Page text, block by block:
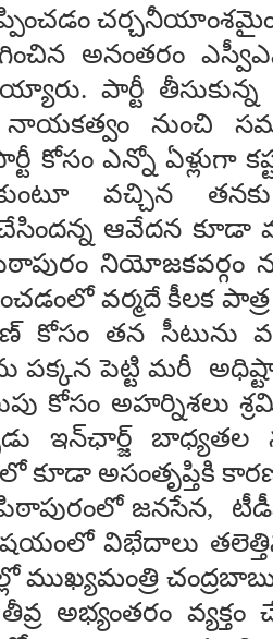
అనంతరం
పార్టీ తీసుకున్న
నాయకత్వం నుంచి
కోసం ఎన్నో ఏళ్లుగా
వచ్చిన
ఆవేదన కూడా
నియోజకవర్గం
వర్మదే కీలక
కోసం తన సీటును
పక్కన పెట్టి మరీ
కోసం అహర్నిశలు
ఇన్‌ఛార్జ్ బాధ్యతల
కూడా అసంతృప్తికి
పిఠాపురంలో జనసేన,
విభేదాలు
ముఖ్యమంత్రి
అభ్యంతరం